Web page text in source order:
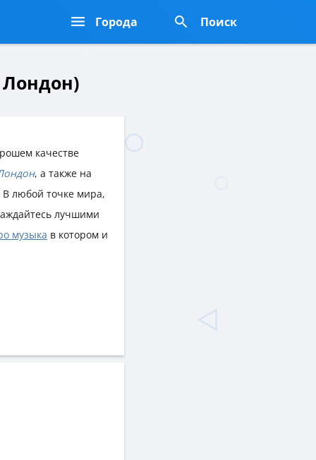
Города Поиск
Лондон)
качестве
, а также на
В любой точке мира,
лучшими
музыка в котором и